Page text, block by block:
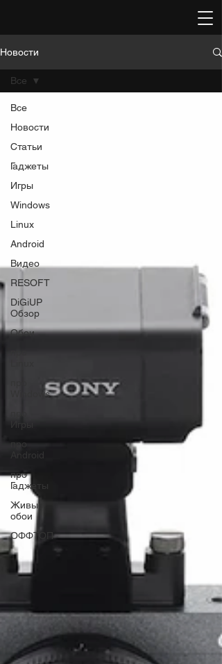
Новости
Все
Новости
Статьи
Гаджеты
Игры
Windows
Linux
Android
Видео
RESOFT
DiGiUP
Обзор
Обои
Windows
про
Android
про
Гаджеты
Живые
обои
ОФФТОП
Все